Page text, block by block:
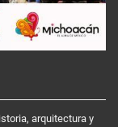
arquitectura y